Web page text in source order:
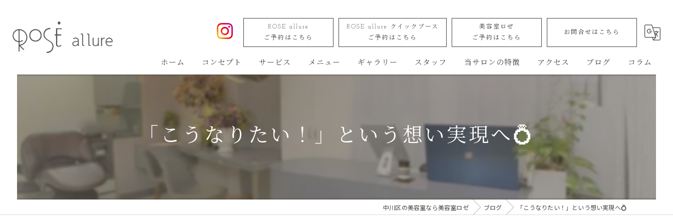
ROSE allure
ご予約はこちら
ROSE allure クイックブース
ご予約はこちら
美容室ロぜ
ご予約はこちら
お問合せはこちら
ホーム コンセプト サービス メニュー ギャラリー スタッフ 当サロンの特徴
ヘッドスパ
バリアフリー
アクセス
美容室ロゼ
Rose' allure Quick booth
ブログ コラム
「こうなりたい！」という想い実現へ💍
中川区の美容室なら美容室ロゼ ブログ 「こうなりたい！」という想い実現へ💍